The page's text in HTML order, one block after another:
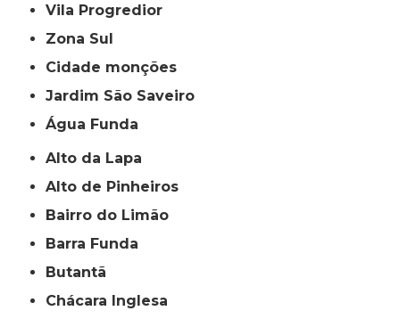
Vila Progredior
Zona Sul
cidade monções
jardim São Saveiro
Água Funda
Alto da Lapa
Alto de Pinheiros
Bairro do Limão
Barra Funda
Butantã
Chácara Inglesa